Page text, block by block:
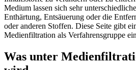
Medium lassen sich sehr
Enthärtung, Entsäuerung oder die
oder anderen Stoffen. Diese Seite gibt
Medienfiltration als Verfahrensgruppe
Was unter